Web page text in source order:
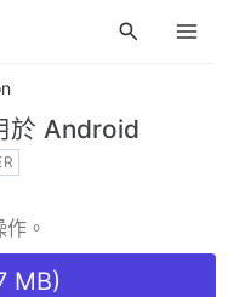
於 Android
。
MB)